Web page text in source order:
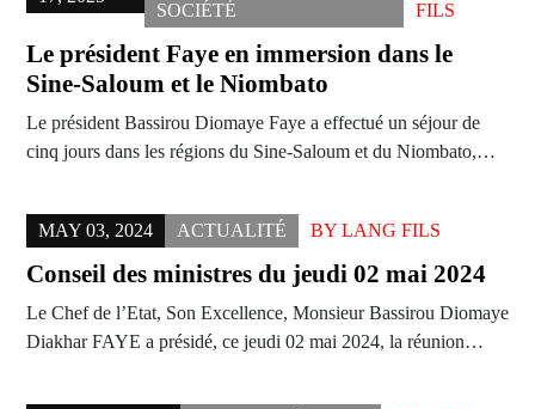
SOCIÉTÉ FILS
Le président Faye en immersion dans le
Sine-Saloum et le Niombato
Le président Bassirou Diomaye Faye a effectué un séjour de
cinq jours dans les régions du Sine-Saloum et du Niombato,…
MAY 03, 2024 ACTUALITÉ BY LANG FILS
Conseil des ministres du jeudi 02 mai 2024
Le Chef de l’Etat, Son Excellence, Monsieur Bassirou Diomaye
Diakhar FAYE a présidé, ce jeudi 02 mai 2024, la réunion…